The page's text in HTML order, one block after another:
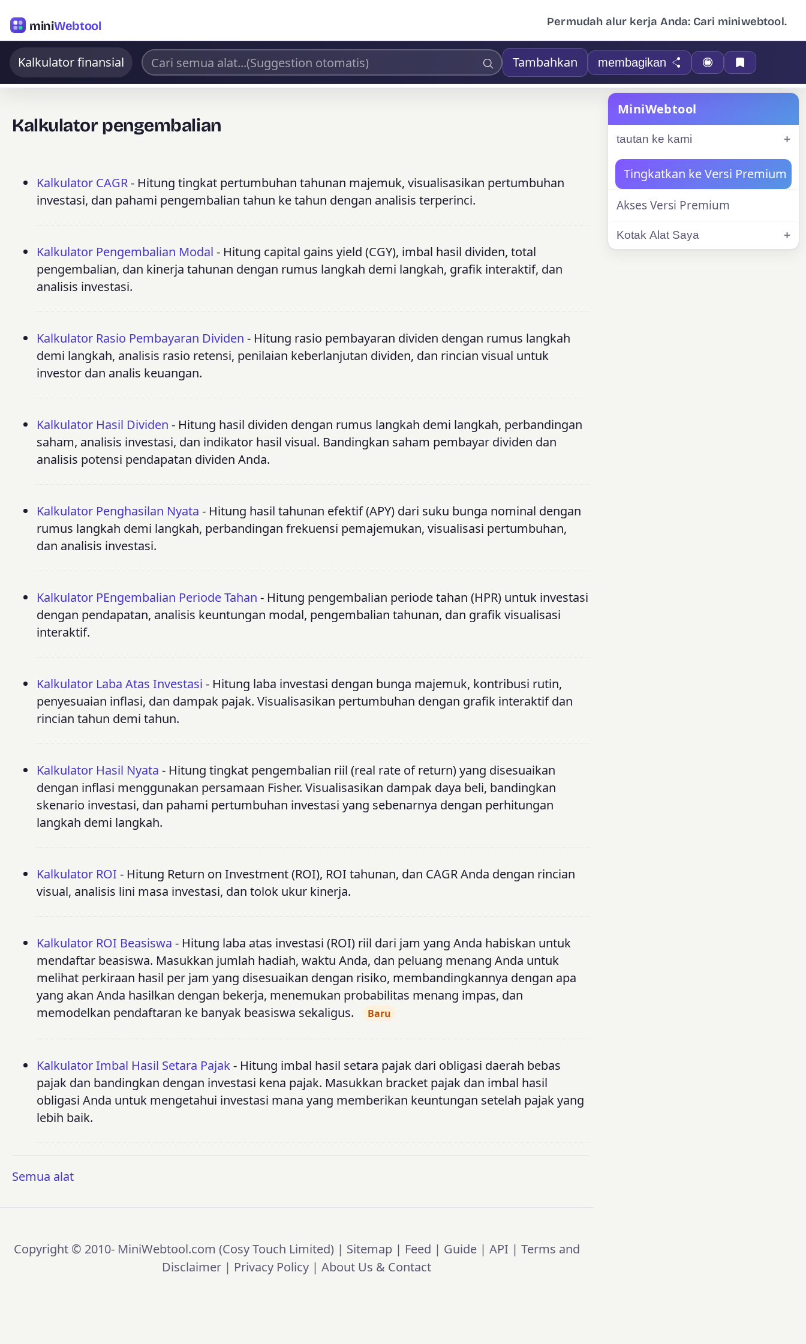
miniWebtool Permudah alur kerja Anda: Cari miniwebtool.
Kalkulator finansial Tambahkan membagikan
Kalkulator pengembalian
Kalkulator CAGR- Hitung tingkat pertumbuhan tahunan majemuk, visualisasikan pertumbuhan
investasi, dan pahami pengembalian tahun ke tahun dengan analisis terperinci.
Kalkulator Pengembalian Modal - Hitung capital gains yield (CGY), imbal hasil dividen, total
pengembalian, dan kinerja tahunan dengan rumus langkah demi langkah, grafik interaktif, dan
analisis investasi.
Kalkulator Rasio Pembayaran Dividen - Hitung rasio pembayaran dividen dengan rumus langkah
demi langkah, analisis rasio retensi, penilaian keberlanjutan dividen, dan rincian visual untuk
investor dan analis keuangan.
Kalkulator Hasil Dividen - Hitung hasil dividen dengan rumus langkah demi langkah, perbandingan
saham, analisis investasi, dan indikator hasil visual. Bandingkan saham pembayar dividen dan
analisis potensi pendapatan dividen Anda.
Kalkulator Penghasilan Nyata - Hitung hasil tahunan efektif (APY) dari suku bunga nominal dengan
rumus langkah demi langkah, perbandingan frekuensi pemajemukan, visualisasi pertumbuhan,
dan analisis investasi.
Kalkulator PEngembalian Periode Tahan - Hitung pengembalian periode tahan (HPR) untuk investasi
dengan pendapatan, analisis keuntungan modal, pengembalian tahunan, dan grafik visualisasi
interaktif.
Kalkulator Laba Atas Investasi - Hitung laba investasi dengan bunga majemuk, kontribusi rutin,
penyesuaian inflasi, dan dampak pajak. Visualisasikan pertumbuhan dengan grafik interaktif dan
rincian tahun demi tahun.
Kalkulator Hasil Nyata - Hitung tingkat pengembalian riil (real rate of return) yang disesuaikan
dengan inflasi menggunakan persamaan Fisher. Visualisasikan dampak daya beli, bandingkan
skenario investasi, dan pahami pertumbuhan investasi yang sebenarnya dengan perhitungan
langkah demi langkah.
Kalkulator ROI - Hitung Return on Investment (ROI), ROI tahunan, dan CAGR Anda dengan rincian
visual, analisis lini masa investasi, dan tolok ukur kinerja.
Kalkulator ROI Beasiswa - Hitung laba atas investasi (ROI) riil dari jam yang Anda habiskan untuk
mendaftar beasiswa. Masukkan jumlah hadiah, waktu Anda, dan peluang menang Anda untuk
melihat perkiraan hasil per jam yang disesuaikan dengan risiko, membandingkannya dengan apa
yang akan Anda hasilkan dengan bekerja, menemukan probabilitas menang impas, dan
memodelkan pendaftaran ke banyak beasiswa sekaligus.
Baru
Kalkulator Imbal Hasil Setara Pajak- Hitung imbal hasil setara pajak dari obligasi daerah bebas
pajak dan bandingkan dengan investasi kena pajak. Masukkan bracket pajak dan imbal hasil
obligasi Anda untuk mengetahui investasi mana yang memberikan keuntungan setelah pajak yang
lebih baik.
Semua alat
MiniWebtool
tautan ke kami
Tingkatkan ke Versi Premium
Akses Versi Premium
Kotak Alat Saya
Copyright © 2010-MiniWebtool.com (Cosy Touch Limited) | Sitemap| Feed | Guide| API | Terms and
Disclaimer | Privacy Policy | About Us & Contact